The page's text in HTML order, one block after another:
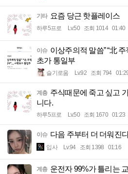
기타 요즘 당근 핫플레이스
하루5프로 Lv.50 조회 1014 01:40
이슈 이상주의적 말씀” “北
초가 통일부
슬기로움 Lv.92 조회 794
계층 주식때문에 죽고 싶고
니다.
하루5프로 Lv.50 조회 1670 01:23
이슈 다음 주부터 더 더워진
입사 Lv.94 조회 1398 01:16
계층 운전자 99%가 틀리는